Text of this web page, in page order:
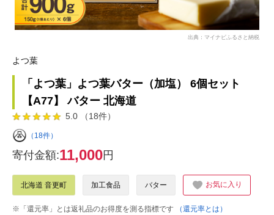
出典：マイナビふるさと納税
よつ葉
「よつ葉」よつ葉バター（加塩） 6個セット
【A77】 バター 北海道
5.0 （18件）
（18件）
寄付金額:11,000円
北海道 音更町 加工食品 バター お気に入り
※「還元率」とは返礼品のお得度を測る指標です
（還元率とは）